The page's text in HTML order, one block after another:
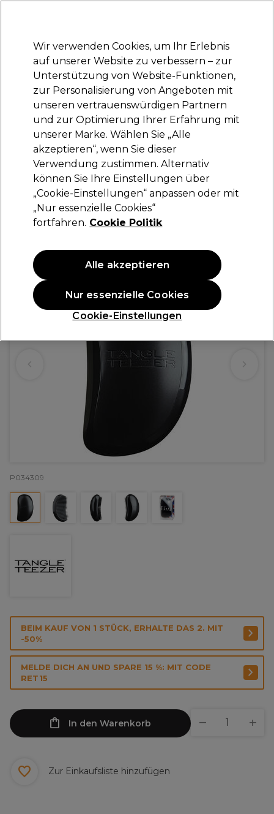
Anmelden
Marken Deals Haare Elektrogeräte Saloneinrichtung
Lieferung und Lieferzeiten
– mehr erfahren
Tangle Teezer
Tangle Teezer Brush Midnight Black Salon
Elite
16,49 €
ANGEBOT
P034309
BEIM KAUF VON 1 STÜCK, ERHALTE DAS 2. MIT
-50%
MELDE DICH AN UND SPARE 15 %: MIT CODE
RET15
In den Warenkorb
Zur Einkaufsliste hinzufügen
Wir verwenden Cookies, um Ihr Erlebnis
auf unserer Website zu verbessern – zur
Unterstützung von Website-Funktionen,
zur Personalisierung von Angeboten mit
unseren vertrauenswürdigen Partnern
und zur Optimierung Ihrer Erfahrung mit
unserer Marke. Wählen Sie „Alle
akzeptieren“, wenn Sie dieser
Verwendung zustimmen. Alternativ
können Sie Ihre Einstellungen über
„Cookie-Einstellungen“ anpassen oder mit
„Nur essenzielle Cookies“
fortfahren. Cookie Politik
Cookie-Einstellungen
Nur essenzielle Cookies
Alle akzeptieren